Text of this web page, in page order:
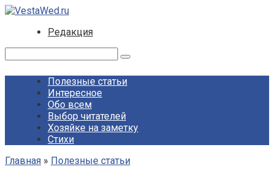
Перейти
контенту
Редакция
Полезные статьи
Интересное
Обо всем
Выбор читателей
Хозяйке на заметку
Стихи
Главная » Полезные статьи